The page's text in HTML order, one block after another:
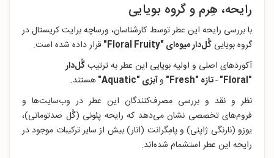
رایحه، هِرم و گروه بویایی
با بررسی رایحه این عطر توسط کارشناسان، ورساچه برایت کریستال در
گروه بویایی گُل‌دار میوه‌ای "Floral Fruity " قرار داده‌ شده است.
آکوردهای اصلی و اولیه بویایی این عطر به ترتیبگُل‌دار
"Floral
"
-تازه "Fresh " وآبزی "Aquatic "هستند.
نظر و نقد و بررسی مصرف‌کنندگان این عطر در وب‌سایت‌ها و
فروم‌های تخصصی نشان می‌دهد که رایحه پئونی (گُل صدتومانی)،
یوزو (نارنگی ژاپنی) و پامِگرانت (انار) بیش از سایر ترکیبات موجود در
رایحه این عطر استشمام شده‌اند.